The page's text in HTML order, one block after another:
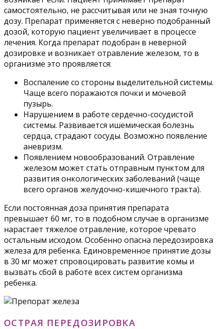
самостоятельно, не рассчитывая или не зная точную
дозу. Препарат применяется с неверно подобранный
дозой, которую пациент увеличивает в процессе
лечения. Когда препарат подобран в неверной
дозировке и возникает отравление железом, то в
организме это проявляется:
Воспаление со стороны выделительной системы.
Чаще всего поражаются почки и мочевой
пузырь.
Нарушением в работе сердечно-сосудистой
системы. Развивается ишемическая болезнь
сердца, страдают сосуды. Возможно появление
аневризм.
Появлением новообразований. Отравление
железом может стать отправным пунктом для
развития онкологических заболеваний (чаще
всего органов желудочно-кишечного тракта).
Если постоянная доза принятия препарата
превышает 60 мг, то в подобном случае в организме
нарастает тяжелое отравление, которое чревато
остальным исходом. Особенно опасна передозировка
железа для ребенка. Единовременное принятие дозы
в 30 мг может спровоцировать развитие комы и
вызвать сбой в работе всех систем организма
ребенка.
ОСТРАЯ ПЕРЕДОЗИРОВКА